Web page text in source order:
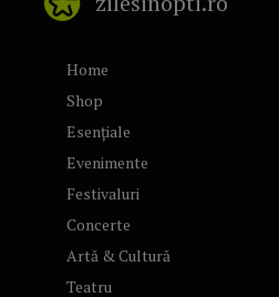
Home
Shop
Esențiale
Evenimente
Festivaluri
Concerte
Artă & Cultură
Teatru